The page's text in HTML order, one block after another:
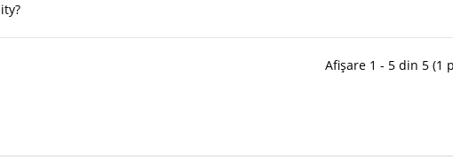
Afișare 1 - 5 din 5 (1